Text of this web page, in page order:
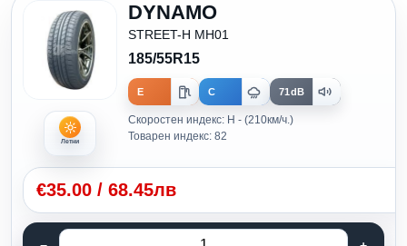
Летни
DYNAMO
STREET-H MH01
185/55R15
E C 71dB
Скоростен индекс: H - (210км/ч.)
Товарен индекс: 82
€35.00 / 68.45лв